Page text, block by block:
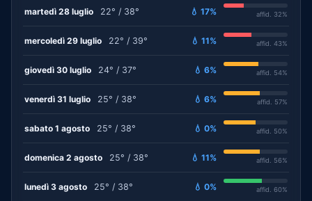
martedì 28 luglio 22° / 38° 💧 17% affid. 32%
mercoledì 29 luglio 22° / 39° 💧 11% affid. 43%
giovedì 30 luglio 24° / 37° 💧 6% affid. 54%
venerdì 31 luglio 25° / 38° 💧 6% affid. 57%
sabato 1 agosto 25° / 38° 💧 0% affid. 50%
domenica 2 agosto 25° / 38° 💧 11% affid. 56%
lunedì 3 agosto 25° / 38° 💧 0% affid. 60%